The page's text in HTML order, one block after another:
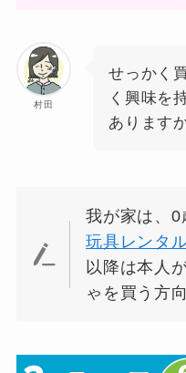
村田
せっかく
く興味を
あります
我が家は、
玩具レンタ
以降は本人
ゃを買う方